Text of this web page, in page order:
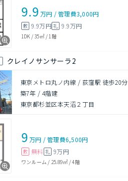
9.9 万円 /管理費3,000円
敷 9.9万円礼 9.9万円
1DK /35㎡/ 1階
クレイノサンサーラ2
東京メトロ丸ノ内線 / 荻窪駅 徒歩20分
築7年 / 4階建
東京都杉並区本天沼２丁目
9 万円 /管理費6,500円
敷 無料 礼 9万円
ワンルーム / 25.89㎡/4階